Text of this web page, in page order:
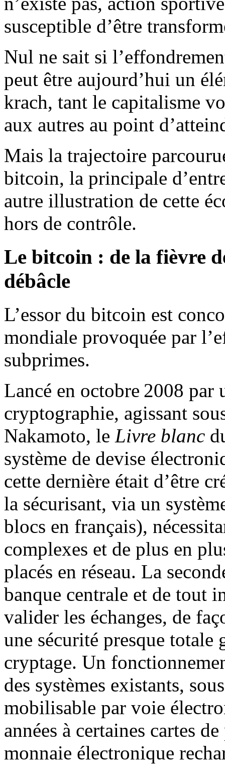
susceptible d’être
Nul ne sait si
peut être aujourd’hui un
krach, tant le capitalisme
aux autres au point
Mais la trajectoire
bitcoin, la principale
autre illustration de cette
hors de contrôle.
Le bitcoin : de la fièvre
débâcle
L’essor du bitcoin est
mondiale provoquée par
subprimes.
Lancé en octobre 2008 par
cryptographie, agissant
Nakamoto, le Livre blanc
système de devise
cette dernière était d’être
la sécurisant, via un
blocs en français),
complexes et de plus en
placés en réseau. La
banque centrale et de tout
valider les échanges, de
une sécurité presque totale
cryptage. Un
des systèmes existants,
mobilisable par voie
années à certaines cartes
monnaie électronique